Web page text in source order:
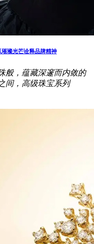
璨光芒诠释品牌精神
般，蕴藏深邃而内敛的
间，高级珠宝系列